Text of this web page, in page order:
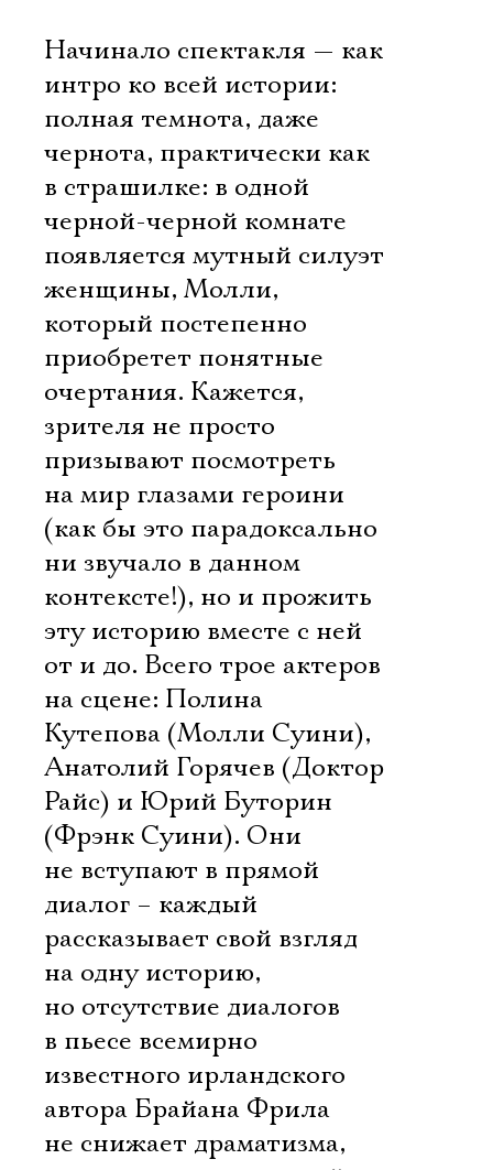
Начинало спектакля — как
интро ко всей истории:
полная темнота, даже
чернота, практически как
в страшилке: в одной
черной-черной комнате
появляется мутный силуэт
женщины, Молли,
который постепенно
приобретет понятные
очертания. Кажется,
зрителя не просто
призывают посмотреть
на мир глазами героини
(как бы это парадоксально
ни звучало в данном
контексте!), но и прожить
эту историю вместе с ней
от и до. Всего трое актеров
на сцене: Полина
Кутепова (Молли Суини),
Анатолий Горячев (Доктор
Райс) и Юрий Буторин
(Фрэнк Суини). Они
не вступают в прямой
диалог – каждый
рассказывает свой взгляд
на одну историю,
но отсутствие диалогов
в пьесе всемирно
известного ирландского
автора Брайана Фрила
не снижает драматизма,